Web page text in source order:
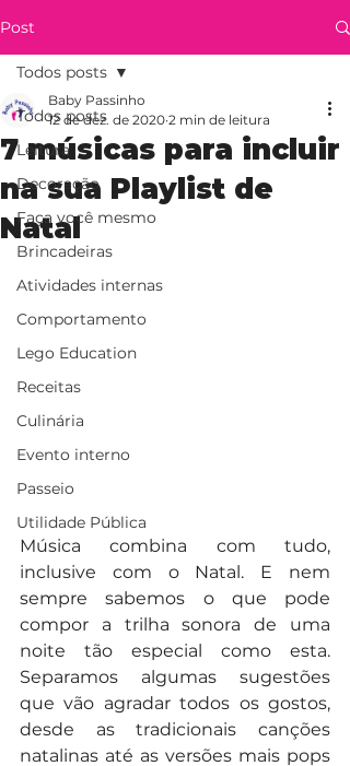
Post
Todos posts
Leitura
Decoração
Faça você mesmo
Brincadeiras
Atividades internas
Comportamento
Lego Education
Receitas
Culinária
Evento interno
Passeio
Utilidade Pública
Todos posts
7 músicas para incluir
na sua Playlist de
Natal
Baby Passinho
12 de dez. de 2020 2 min de leitura
Música combina com tudo,
inclusive com o Natal. E nem
sempre sabemos o que pode
compor a trilha sonora de uma
noite tão especial como esta.
Separamos algumas sugestões
que vão agradar todos os gostos,
desde as tradicionais canções
natalinas até as versões mais pops